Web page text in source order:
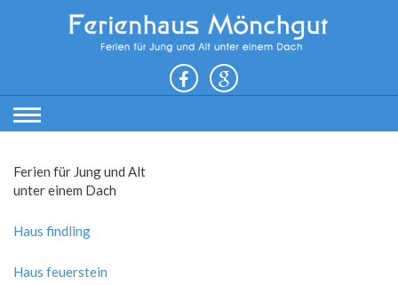
navigation
Ferien für Jung und Alt
unter einem Dach
Haus findling
Haus feuerstein